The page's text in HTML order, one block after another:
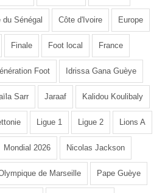
du Sénégal Côte d'Ivoire Europe
Finale Foot local France
Foot Idrissa Gana Guèye
Sarr Jaraaf Kalidou Koulibaly
Ligue 1 Ligue 2 Lions A
Mondial 2026 Nicolas Jackson
de Marseille Pape Guèye